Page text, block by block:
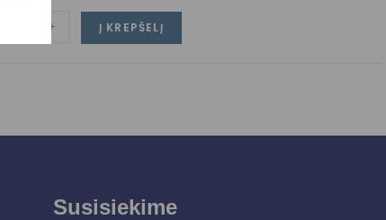
+ Į KREPŠELĮ
Susisiekime